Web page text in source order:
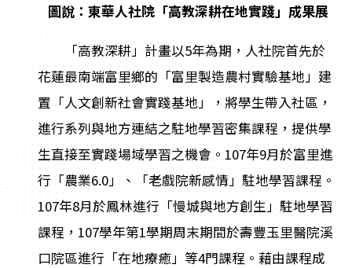
圖說：東華人社院「高教深耕在地實踐」成果展
「高教深耕」計畫以5年為期，人社院首先於
花蓮最南端富里鄉的「富里製造農村實驗基地」建
置「人文創新社會實踐基地」，將學生帶入社區，
進行系列與地方連結之駐地學習密集課程，提供學
生直接至實踐場域學習之機會。107年9月於富里進
行「農業6.0」、「老戲院新感情」駐地學習課程。
107年8月於鳳林進行「慢城與地方創生」駐地學習
課程，107學年第1學期周末期間於壽豐玉里醫院溪
口院區進行「在地療癒」等4門課程。藉由課程成